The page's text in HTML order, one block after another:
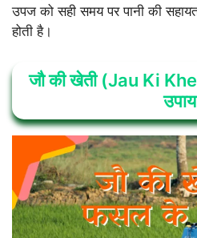
उपज को सही समय पर पानी की
होती है।
जौ की खेती (Jau Ki
उपाय